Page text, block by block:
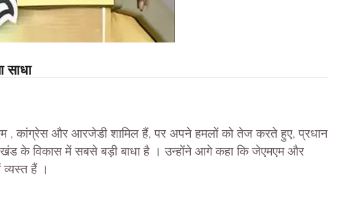
साधा
, कांग्रेस और आरजेडी शामिल हैं, पर अपने हमलों को तेज करते हुए, प्रधान
के विकास में सबसे बड़ी बाधा है । उन्होंने आगे कहा कि जेएमएम और
हैं ।